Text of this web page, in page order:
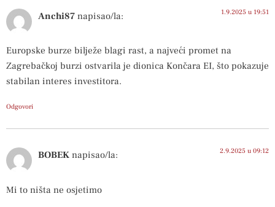
Anchi87 napisao/la: 1.9.2025 u 19:51
Europske burze bilježe blagi rast, a najveći promet na
Zagrebačkoj burzi ostvarila je dionica Končara EI, što pokazuje
stabilan interes investitora.
Odgovori
BOBEK napisao/la: 2.9.2025 u 09:12
Mi to ništa ne osjetimo